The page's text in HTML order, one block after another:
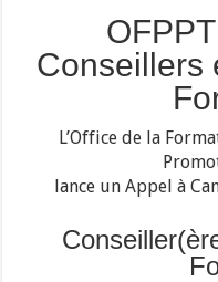
Conseillers
L’Office de la
lance un Appel à